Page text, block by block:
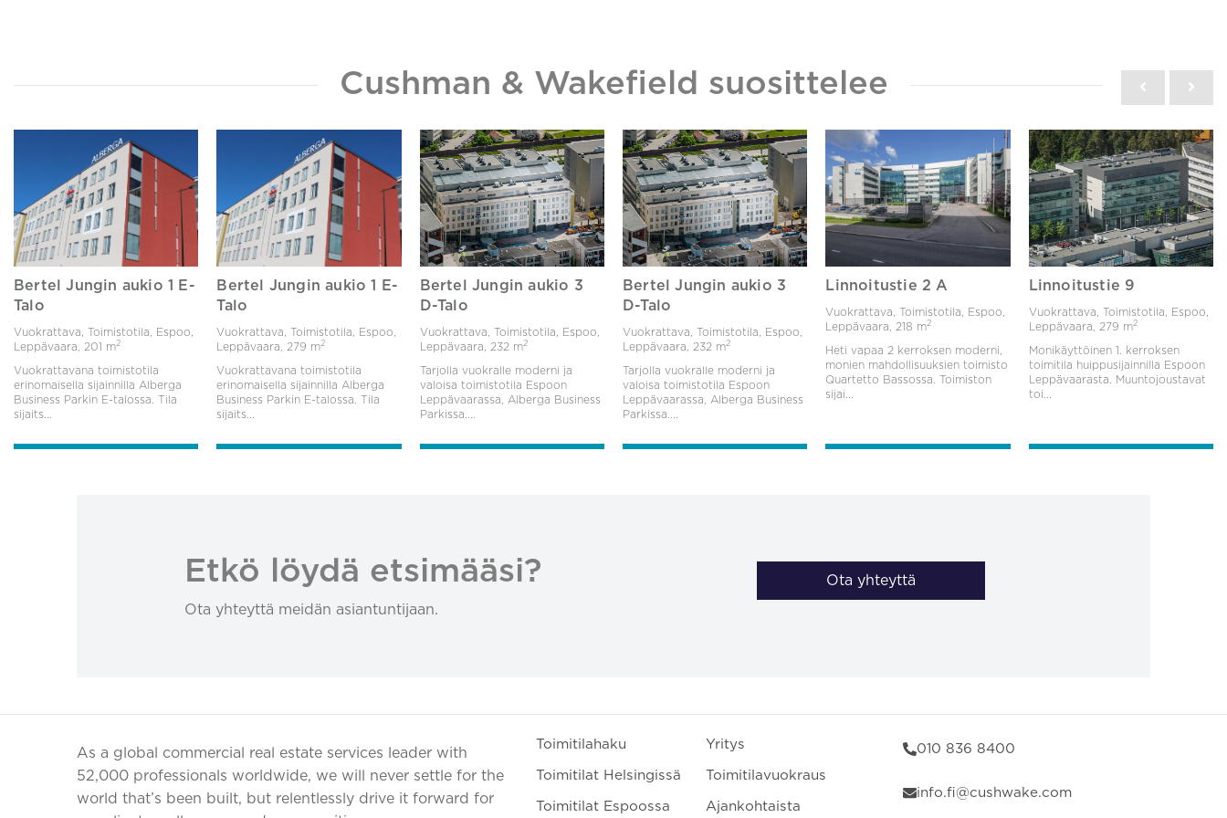
Cushman & Wakefield suosittelee
Bertel Jungin aukio 1 E-
Talo
Vuokrattava, Toimistotila, Espoo,
Leppävaara, 201 m2
Vuokrattavana toimistotila
erinomaisella sijainnilla Alberga
Business Parkin E-talossa. Tila
sijaits...
Bertel Jungin aukio 1 E-
Talo
Vuokrattava, Toimistotila, Espoo,
Leppävaara, 279 m2
Vuokrattavana toimistotila
erinomaisella sijainnilla Alberga
Business Parkin E-talossa. Tila
sijaits...
Bertel Jungin aukio 3
D-Talo
Vuokrattava, Toimistotila, Espoo,
Leppävaara,
232 m2
Tarjolla vuokralle moderni ja
valoisa toimistotila Espoon
Leppävaarassa, Alberga Business
Parkissa....
Bertel Jungin aukio 3
D-Talo
Vuokrattava, Toimistotila, Espoo,
Leppävaara, 232 m2
Tarjolla vuokralle moderni ja
valoisa toimistotila Espoon
Leppävaarassa, Alberga Business
Parkissa....
Linnoitustie 2 A
Vuokrattava, Toimistotila, Espoo,
Leppävaara, 218 m2
Heti vapaa 2 kerroksen moderni,
monien mahdollisuuksien toimisto
Quartetto Bassossa. Toimiston
sijai...
Linnoitustie 9
Vuokrattava, Toimistotila, Espoo,
Leppävaara,
279 m2
Monikäyttöinen 1. kerroksen
toimitila huippusijainnilla Espoon
Leppävaarasta. Muuntojoustavat
toi...
Etkö löydä etsimääsi?
Ota yhteyttä meidän asiantuntijaan.
Ota yhteyttä
As a global commercial real estate services leader with
52,000 professionals worldwide, we will never settle for the
world that’s been built, but relentlessly drive it forward for
Toimitilahaku
Toimitilat Helsingissä
Toimitilat Espoossa
Yritys
Toimitilavuokraus
Ajankohtaista
010 836 8400
info.fi@cushwake.com